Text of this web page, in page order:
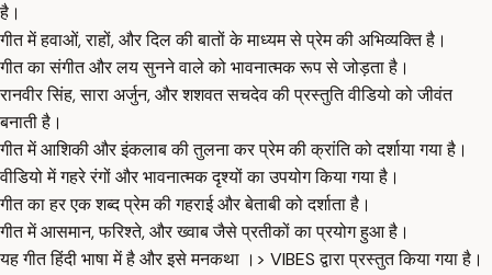
है।
गीत में हवाओं, राहों, और दिल की बातों के माध्यम से प्रेम की अभिव्यक्ति है।
गीत का संगीत और लय सुनने वाले को भावनात्मक रूप से जोड़ता है।
रानवीर सिंह, सारा अर्जुन, और शशवत सचदेव की प्रस्तुति वीडियो को जीवंत
बनाती है।
गीत में आशिकी और इंकलाब की तुलना कर प्रेम की क्रांति को दर्शाया गया है।
वीडियो में गहरे रंगों और भावनात्मक दृश्यों का उपयोग किया गया है।
गीत का हर एक शब्द प्रेम की गहराई और बेताबी को दर्शाता है।
गीत में आसमान, फरिश्ते, और ख्वाब जैसे प्रतीकों का प्रयोग हुआ है।
यह गीत हिंदी भाषा में है और इसे मनकथा ।> VIBES द्वारा प्रस्तुत किया गया है।